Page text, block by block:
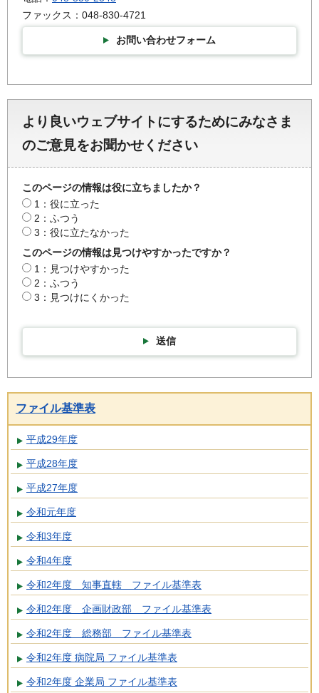
ファックス：048-830-4721
お問い合わせフォーム
より良いウェブサイトにするためにみなさま
のご意見をお聞かせください
このページの情報は役に立ちましたか？
1：役に立った
2：ふつう
3：役に立たなかった
このページの情報は見つけやすかったですか？
1：見つけやすかった
2：ふつう
3：見つけにくかった
送信
ファイル基準表
平成29年度
平成28年度
平成27年度
令和元年度
令和3年度
令和4年度
令和2年度 知事直轄 ファイル基準表
令和2年度 企画財政部 ファイル基準表
令和2年度 総務部 ファイル基準表
令和2年度 病院局 ファイル基準表
令和2年度 企業局 ファイル基準表